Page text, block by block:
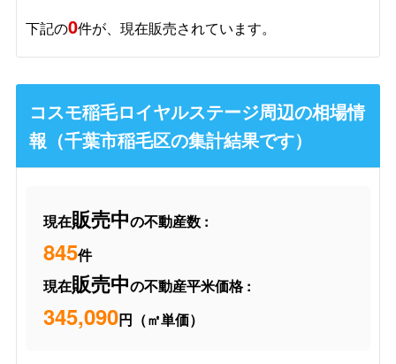
下記の0件が、現在販売されています。
コスモ稲毛ロイヤルステージ周辺の相場情
報（千葉市稲毛区の集計結果です）
現在販売中の不動産数 :
845件
現在販売中の不動産平米価格 :
345,090円（㎡単価）